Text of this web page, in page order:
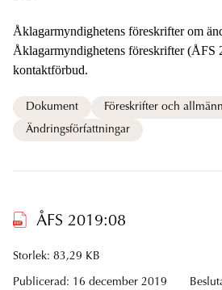
Åklagarmyndighetens föreskrifter om
Åklagarmyndighetens föreskrifter (ÅFS
kontaktförbud.
Dokument
Föreskrifter och
Ändringsförfattningar
ÅFS 2019:08
Storlek: 83,29 KB
Publicerad: 16 december 2019